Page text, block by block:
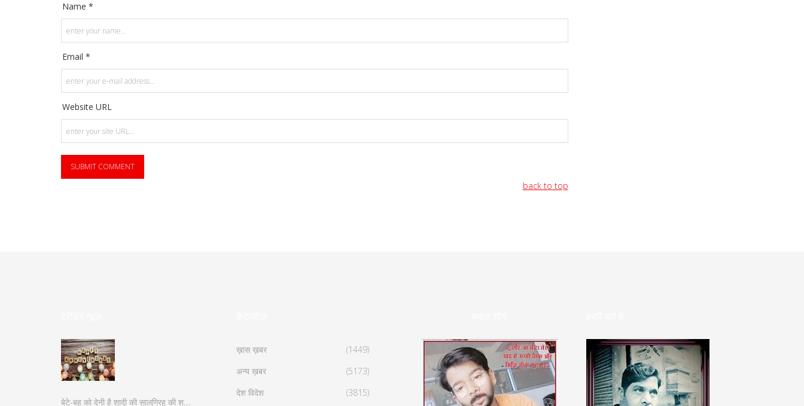
Name *
Email *
Website URL
back to top
बेटे-बहू को देनी है शादी की सालगिरह की श…
ख़ास ख़बर
(1449)
अन्य ख़बर
(5173)
देश विदेश
(3815)